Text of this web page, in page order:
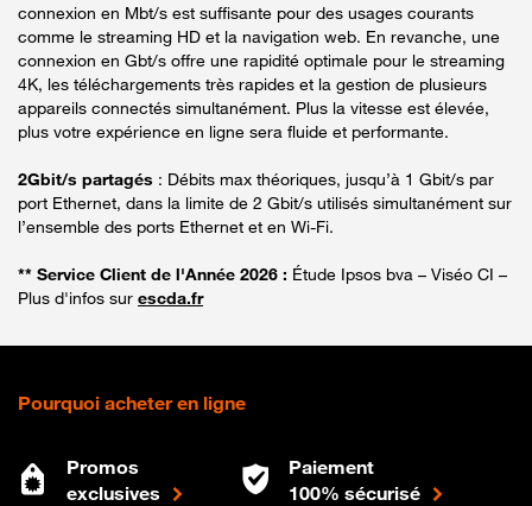
connexion en Mbt/s est suffisante pour des usages courants
comme le streaming HD et la navigation web. En revanche, une
connexion en Gbt/s offre une rapidité optimale pour le streaming
4K, les téléchargements très rapides et la gestion de plusieurs
appareils connectés simultanément. Plus la vitesse est élevée,
plus votre expérience en ligne sera fluide et performante.
2Gbit/s partagés : Débits max théoriques, jusqu’à 1 Gbit/s par
port Ethernet, dans la limite de 2 Gbit/s utilisés simultanément sur
l’ensemble des ports Ethernet et en Wi-Fi.
** Service Client de l'Année 2026 : Étude Ipsos bva – Viséo CI –
Plus d'infos sur escda.fr
Pourquoi acheter en ligne
Promos
exclusives
Paiement
100% sécurisé